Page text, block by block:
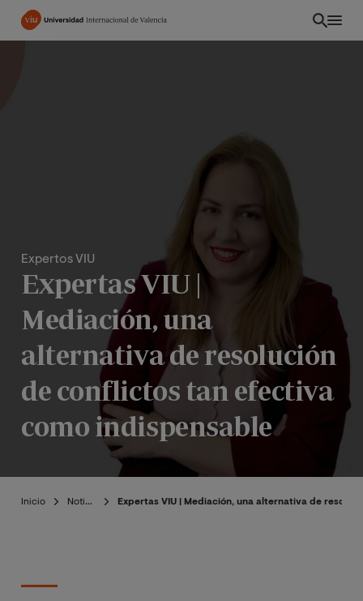
Pasar
Expertos VIU
Expertas VIU |
Mediación, una
alternativa de resolución
de conflictos tan efectiva
como indispensable
Inicio Noticias Expertas VIU | Mediación, una alternativa de